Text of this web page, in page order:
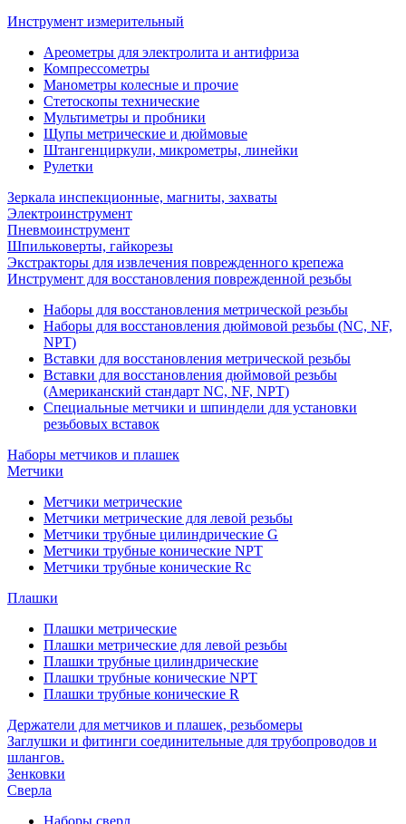
Инструмент измерительный
Ареометры для электролита и антифриза
Компрессометры
Манометры колесные и прочие
Стетоскопы технические
Мультиметры и пробники
Щупы метрические и дюймовые
Штангенциркули, микрометры, линейки
Рулетки
Зеркала инспекционные, магниты, захваты
Электроинструмент
Пневмоинструмент
Шпильковерты, гайкорезы
Экстракторы для извлечения поврежденного крепежа
Инструмент для восстановления поврежденной резьбы
Наборы для восстановления метрической резьбы
Наборы для восстановления дюймовой резьбы (NC, NF,
NPT)
Вставки для восстановления метрической резьбы
Вставки для восстановления дюймовой резьбы
(Американский стандарт NC, NF, NPT)
Специальные метчики и шпиндели для установки
резьбовых вставок
Наборы метчиков и плашек
Метчики
Метчики метрические
Метчики метрические для левой резьбы
Метчики трубные цилиндрические G
Метчики трубные конические NPT
Метчики трубные конические Rc
Плашки
Плашки метрические
Плашки метрические для левой резьбы
Плашки трубные цилиндрические
Плашки трубные конические NPT
Плашки трубные конические R
Держатели для метчиков и плашек, резьбомеры
Заглушки и фитинги соединительные для трубопроводов и
шлангов.
Зенковки
Сверла